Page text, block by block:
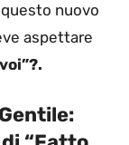
nuovo
aspettare